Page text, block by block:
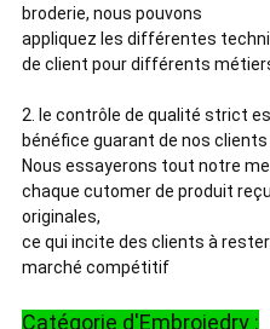
broderie, nous pouvons
appliquez les différentes
de client pour différents
2. le contrôle de qualité strict
bénéfice guarant de nos
Nous essayerons tout notre
chaque cutomer de produit
originales,
ce qui incite des clients à
marché compétitif
Catégorie d'Embroiedry :